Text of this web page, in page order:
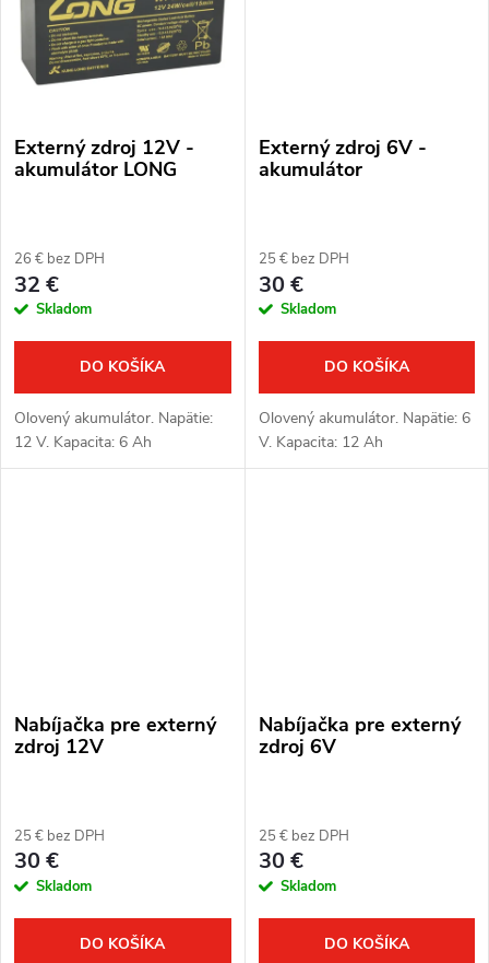
Externý zdroj 12V -
akumulátor LONG
26 € bez DPH
32 €
Skladom
DO KOŠÍKA
Olovený akumulátor. Napätie:
12 V. Kapacita: 6 Ah
Externý zdroj 6V -
akumulátor
25 € bez DPH
30 €
Skladom
DO KOŠÍKA
Olovený akumulátor. Napätie: 6
V. Kapacita: 12 Ah
Nabíjačka pre externý
zdroj 12V
25 € bez DPH
30 €
Skladom
DO KOŠÍKA
Nabíjačka pre externý
zdroj 6V
25 € bez DPH
30 €
Skladom
DO KOŠÍKA